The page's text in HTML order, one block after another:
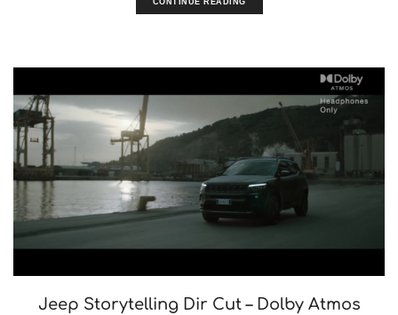
Jeep Storytelling Dir Cut – Dolby Atmos